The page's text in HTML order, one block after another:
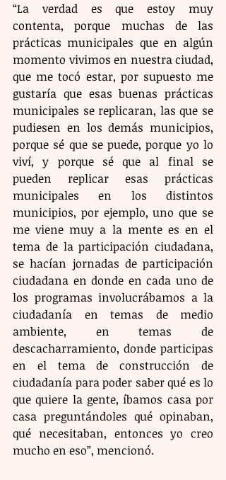
“La verdad es que estoy muy
contenta, porque muchas de las
prácticas municipales que en algún
momento vivimos en nuestra ciudad,
que me tocó estar, por supuesto me
gustaría que esas buenas prácticas
municipales se replicaran, las que se
pudiesen en los demás municipios,
porque sé que se puede, porque yo lo
viví, y porque sé que al final se
pueden replicar esas prácticas
municipales en los distintos
municipios, por ejemplo, uno que se
me viene muy a la mente es en el
tema de la participación ciudadana,
se hacían jornadas de participación
ciudadana en donde en cada uno de
los programas involucrábamos a la
ciudadanía en temas de medio
ambiente, en temas de
descacharramiento, donde participas
en el tema de construcción de
ciudadanía para poder saber qué es lo
que quiere la gente, íbamos casa por
casa preguntándoles qué opinaban,
qué necesitaban, entonces yo creo
mucho en eso”, mencionó.